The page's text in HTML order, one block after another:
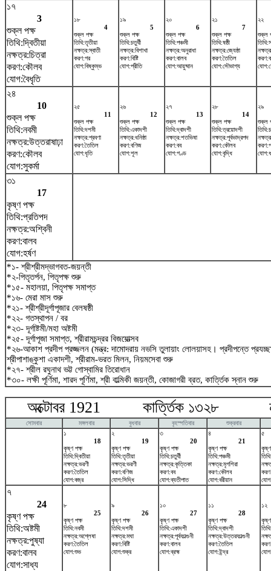
১৭
3
শুক্ল পক্ষ
তিথি:দ্বিতীয়া
নক্ষত্র:চিত্রা
করণ:কৌলব
যোগ:বৈধৃতি
১৮
4
শুক্ল পক্ষ
তিথি:তৃতীয়া
নক্ষত্র:স্বাতী
করণ:গর
যোগ:বিষ্কুম্ভ
১৯
5
শুক্ল পক্ষ
তিথি:চতুর্থী
নক্ষত্র:বিশাখা
করণ:বিষ্টি
যোগ:প্রীতি
২০
6
শুক্ল পক্ষ
তিথি:পঞ্চমী
নক্ষত্র:অনুরাধা
করণ:বালব
যোগ:আয়ুষ্মান
২১
7
শুক্ল পক্ষ
তিথি:ষষ্ঠী
নক্ষত্র:জ্যেষ্ঠা
করণ:তৈতিল
যোগ:সৌভাগ্য
২২
শুক্ল
২৪
10
শুক্ল পক্ষ
তিথি:নবমী
নক্ষত্র:উত্তরাষাঢ়া
করণ:কৌলব
যোগ:সুকর্মা
২৫
11
শুক্ল পক্ষ
তিথি:দশমী
নক্ষত্র:শ্রবণা
করণ:তৈতিল
যোগ:ধৃতি
২৬
12
শুক্ল পক্ষ
তিথি:একাদশী
নক্ষত্র:ধনিষ্ঠা
করণ:বণিজ
যোগ:শূল
২৭
13
শুক্ল পক্ষ
তিথি:দ্বাদশী
নক্ষত্র:শতভিষ‌া
করণ:বব
যোগ:গণ্ড
২৮
14
শুক্ল পক্ষ
তিথি:ত্রয়োদশী
নক্ষত্র:পূর্বভাদ্রপদ
করণ:কৌলব
যোগ:বৃদ্ধি
২৯
শুক্ল
৩১
17
কৃষ্ণ পক্ষ
তিথি:প্রতিপদ
নক্ষত্র:অশ্বিনী
করণ:বালব
যোগ:হর্ষণ
*১- শ্রীশ্রীমদ্ভাগবত-জয়ন্তী
*২-পিতৃতর্পন, পিতৃপক্ষ শুরু
*১৫- মহালয়া, পিতৃপক্ষ সমাপ্ত
*১৬- মেরা মাস শুরু
*২১- শ্রীশ্রীদূর্গাপূজার বেলষষ্ঠী
*২২- গতস্থাপন / বর
*২৩- দূর্গাষ্টমী/মহা অষ্টমী
*২৫- দূর্গাপূজা সমাপ্ত, শ্রীরামচন্দ্রর বিজয়োত্সব
*২৬-আকাশ প্রদীপ প্রজ্জলন (মন্ত্র: দামোদরায় নভসি তুলায়াং লোলয়াসহ। প্রদীপন্তে
শ্রীপাশাঙ্কুশা একাদশী, শ্রীরাম-ভরত মিলন, নিয়মসেবা শুরু
*২৭- শ্রীল রঘুনাথ ভট্ট গোস্বামির তিরোধান
*৩০- লক্ষী পূর্ণিমা, শারদ পূর্ণিমা, শ্রী বাল্মিকী জয়ন্তী, কোজাগরী ব্রত, কার্ত্তিক স্নান শুরু
অক্টোবর 1921 কার্ত্তিক ১৩২৮
সোমবার মঙ্গলবার বুধবার বৃহস্পতিবার
শুক্রবার
১
18
কৃষ্ণ পক্ষ
তিথি:দ্বিতীয়া
নক্ষত্র:ভরণী
করণ:তৈতিল
যোগ:বজ্র
২
19
কৃষ্ণ পক্ষ
তিথি:তৃতীয়া
নক্ষত্র:ভরণী
করণ:বণিজ
যোগ:সিদ্ধি
৩
20
কৃষ্ণ পক্ষ
তিথি:চতুর্থী
নক্ষত্র:কৃত্তিকা
করণ:বব
যোগ:ব্যতীপাত
৪
21
কৃষ্ণ পক্ষ
তিথি:পঞ্চমী
নক্ষত্র:মৃগশিরা
করণ:কৌলব
যোগ:বরীয়ান
৫
৭
24
কৃষ্ণ পক্ষ
তিথি:অষ্টমী
নক্ষত্র:পুষ্যা
করণ:বালব
যোগ:সাধ্য
৮
25
কৃষ্ণ পক্ষ
তিথি:নবমী
নক্ষত্র:অশ্লেষা
করণ:তৈতিল
যোগ:শুভ
৯
26
কৃষ্ণ পক্ষ
তিথি:দশমী
নক্ষত্র:মঘা
করণ:বিষ্টি
যোগ:শুক্র
১০
27
কৃষ্ণ পক্ষ
তিথি:একাদশী
নক্ষত্র:পূর্বফাল্গুনী
করণ:বালব
যোগ:ব্রহ্ম
১১
28
কৃষ্ণ পক্ষ
তিথি:দ্বাদশী
নক্ষত্র:উত্তরফাল্গুনী
করণ:তৈতিল
যোগ:ইন্দ্র
১২